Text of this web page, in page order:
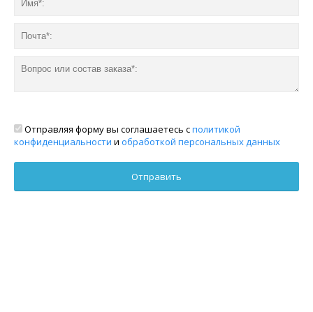
Отправляя форму вы соглашаетесь сполитикой
конфиденциальности и обработкой персональных данных